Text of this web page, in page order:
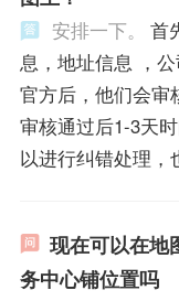
安排一下。
首
息，地址信息 ，
官方后，他们会审
审核通过后1-3天
以进行纠错处理，
现在可以在地
务中心铺位置吗